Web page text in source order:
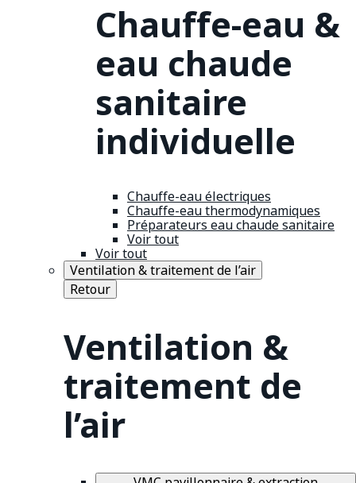
Chauffe-eau &
eau chaude
sanitaire
individuelle
Chauffe-eau électriques
Chauffe-eau thermodynamiques
Préparateurs eau chaude sanitaire
Voir tout
Voir tout
Ventilation & traitement de l’air
Retour
Ventilation &
traitement de
l’air